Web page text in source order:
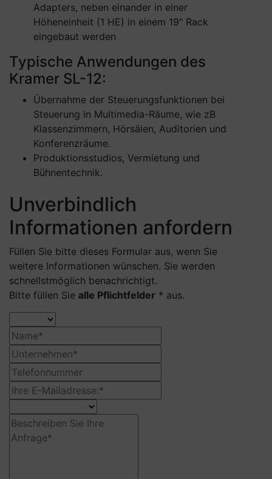
Adapters, neben einander in einer
Höheneinheit (1 HE) in einem 19" Rack
eingebaut werden
Typische Anwendungen des
Kramer SL-12:
Übernahme der Steuerungsfunktionen bei
Steuerung in Multimedia-Räume, wie zB
Klassenzimmern, Hörsälen, Auditorien und
Konferenzräume.
Produktionsstudios, Vermietung und
Bühnentechnik.
Unverbindlich
Informationen anfordern
Füllen Sie bitte dieses Formular aus, wenn Sie
weitere Informationen wünschen. Sie werden
schnellstmöglich benachrichtigt.
Bitte füllen Sie alle Pflichtfelder * aus.